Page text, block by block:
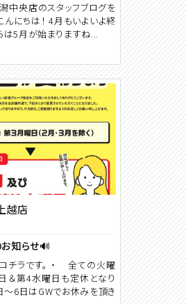
中央店のスタッフブログを
んにちは！ 4月もいよいよ終
は5月が始まりますね...
越店
知らせ🔊
チラです。 ・ 全ての火曜
＆第4水曜日も定休となり
～6日はGWでお休みを頂き